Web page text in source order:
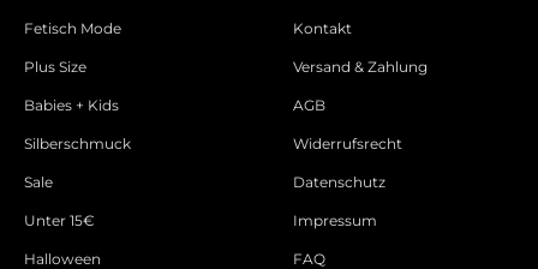
Fetisch Mode
Plus Size
Babies + Kids
Silberschmuck
Sale
Unter 15€
Halloween
Kontakt
Versand & Zahlung
AGB
Widerrufsrecht
Datenschutz
Impressum
FAQ